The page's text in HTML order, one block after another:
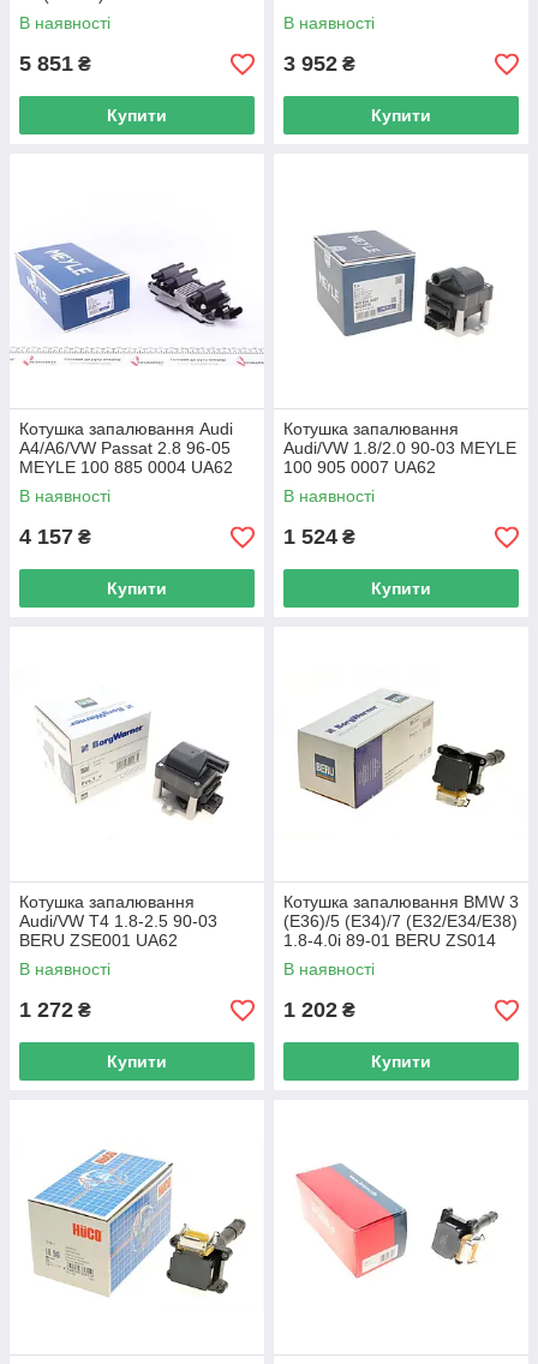
UA62
В наявності
5 851 ₴
Купити
В наявності
3 952 ₴
Купити
Котушка запалювання Audi
A4/A6/VW Passat 2.8 96-05
MEYLE 100 885 0004 UA62
В наявності
4 157 ₴
Купити
Котушка запалювання
Audi/VW 1.8/2.0 90-03 MEYLE
100 905 0007 UA62
В наявності
1 524 ₴
Купити
Котушка запалювання
Audi/VW T4 1.8-2.5 90-03
BERU ZSE001 UA62
В наявності
1 272 ₴
Купити
Котушка запалювання BMW 3
(E36)/5 (E34)/7 (E32/E34/E38)
1.8-4.0i 89-01 BERU ZS014
UA62
В наявності
1 202 ₴
Купити